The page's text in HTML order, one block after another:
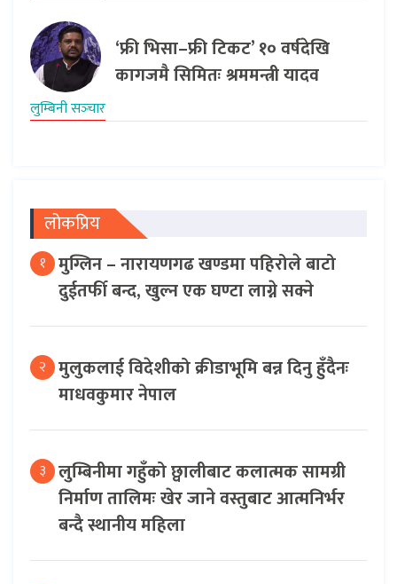
‘फ्री भिसा–फ्री टिकट’ १० वर्षदेखि
कागजमै सिमितः श्रममन्त्री यादव
लुम्बिनी सञ्‍चार
लोकप्रिय
१ मुग्लिन – नारायणगढ खण्डमा पहिरोले बाटो
दुईतर्फी बन्द, खुल्न एक घण्टा लाग्ने सक्ने
२ मुलुकलाई विदेशीको क्रीडाभूमि बन्न दिनु हुँदैनः
माधवकुमार नेपाल
३ लुम्बिनीमा गहुँको छ्वालीबाट कलात्मक सामग्री
निर्माण तालिमः खेर जाने वस्तुबाट आत्मनिर्भर
बन्दै स्थानीय महिला